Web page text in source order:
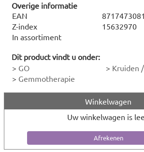
Overige informatie
EAN
Z-index
15632970
In assortiment
Dit product vindt u onder:
> GO > Kruiden
> Gemmotherapie
Winkelwagen
Uw winkelwagen is